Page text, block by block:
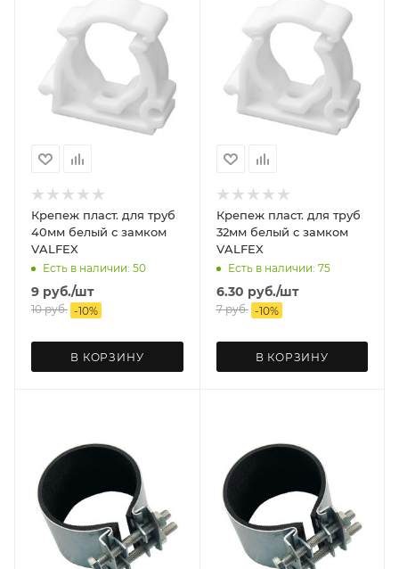
Крепеж пласт. для труб
40мм белый с замком
VALFEX
Есть в наличии: 50
9 руб./шт
10руб. -10%
В КОРЗИНУ
Крепеж пласт. для труб
32мм белый с замком
VALFEX
Есть в наличии: 75
6.30 руб./шт
7руб. -10%
В КОРЗИНУ